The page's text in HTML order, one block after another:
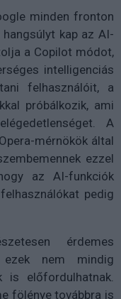
minden fronton
kap az AI-
a Copilot módot,
intelligenciás
felhasználóit, a
próbálkozik, ami
A
mérnökök által
ezzel
az AI-funkciók
pedig
érdemes
ezek nem mindig
is előfordulhatnak.
fölénye továbbra is